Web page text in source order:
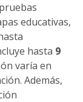
educativas,
hasta 9
varía en
Además,